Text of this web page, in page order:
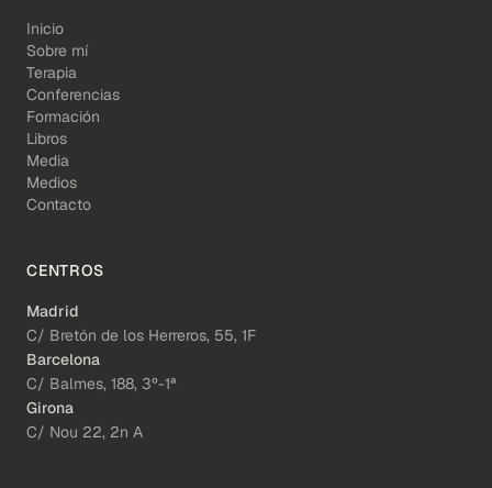
Inicio
Sobre mí
Terapia
Conferencias
Formación
Libros
Media
Medios
Contacto
CENTROS
Madrid
C/ Bretón de los Herreros, 55, 1F
Barcelona
C/ Balmes, 188, 3º-1ª
Girona
C/ Nou 22, 2n A